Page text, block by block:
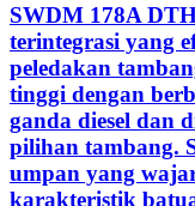
SWDM 178A
terintegrasi yang
peledakan
tinggi dengan
ganda diesel dan
pilihan tambang.
umpan yang
karakteristik